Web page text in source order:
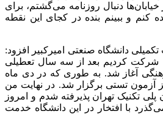
خیابان‌ها دنبال روزنامه می‌گشتم، برای
کنم و ببینم بنده در کجای این نقطه
دانشگاه صنعتی امیرکبیر افزود:
کنکوری که ما در سال ۶۱ شرکت کردیم بعد از سه سال تعطیلی
آغاز شد. به طوری که در دی ماه
آزمون تستی برگزار شد. در نهایت من
تکنیک تهران پذیرفته شدم و امروز
می‌گذرد با افتخار در این دانشگاه خدمت